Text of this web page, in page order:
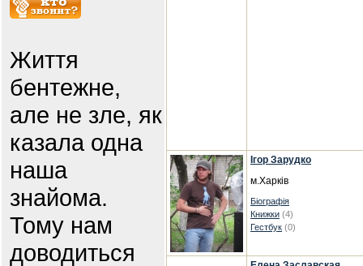
Життя
бентежне,
але не зле, як
казала одна
наша
знайома.
Тому нам
доводиться
Ігор Зарудко
м.Харків
Біографія
Книжки (4)
Гестбук (0)